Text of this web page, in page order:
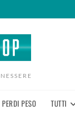
PERDI PESO TUTTI